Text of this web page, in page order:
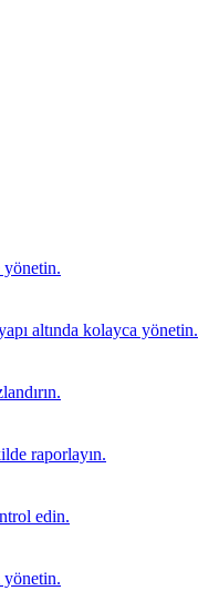
altında kolayca yönetin.
raporlayın.
edin.
yönetin.